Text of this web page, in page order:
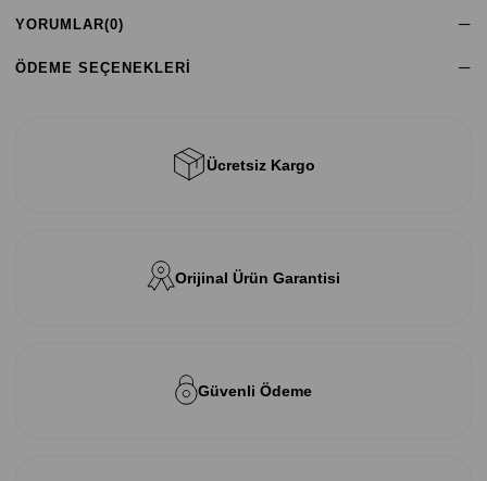
YORUMLAR(0)
ÖDEME SEÇENEKLERI
Ücretsiz Kargo
Orijinal Ürün Garantisi
Güvenli Ödeme